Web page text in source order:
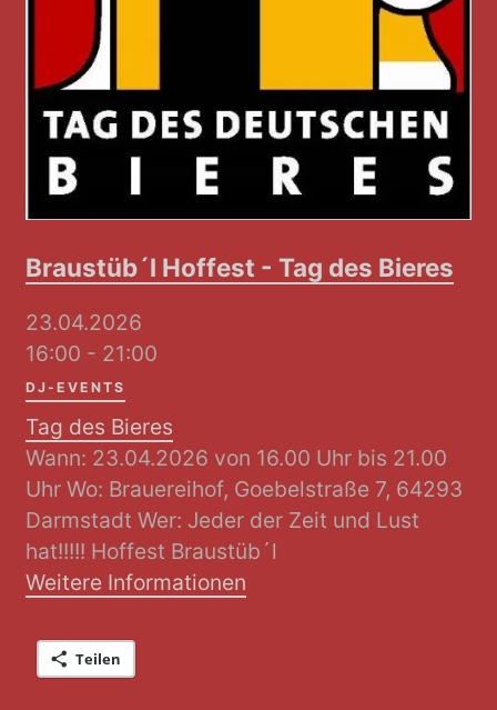
Braustüb´l Hoffest - Tag des Bieres
23.04.2026
16:00 - 21:00
DJ-EVENTS
Tag des Bieres
Wann: 23.04.2026 von 16.00 Uhr bis 21.00
Uhr Wo: Brauereihof, Goebelstraße 7, 64293
Darmstadt Wer: Jeder der Zeit und Lust
hat!!!!! Hoffest Braustüb´l
Weitere Informationen
Teilen